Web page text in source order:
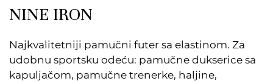
NINE IRON
Najkvalitetniji pamučni futer sa elastinom. Za
udobnu sportsku odeću: pamučne dukserice sa
kapuljačom, pamučne trenerke, haljine,